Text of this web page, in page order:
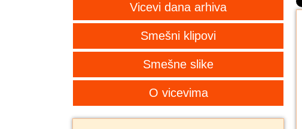
Vicevi dana arhiva
Smešni klipovi
Smešne slike
O vicevima